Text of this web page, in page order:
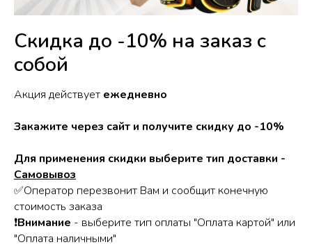
Скидка до -10% на заказ с
собой
Акция действует ежедневно
Закажите через сайт и получите скидку до -10%
Для применения скидки выберите тип доставки -
Самовывоз
✅Оператор перезвонит Вам и сообщит конечную
стоимость заказа
❗Внимание - выберите тип оплаты "Оплата картой" или
"Оплата наличными"